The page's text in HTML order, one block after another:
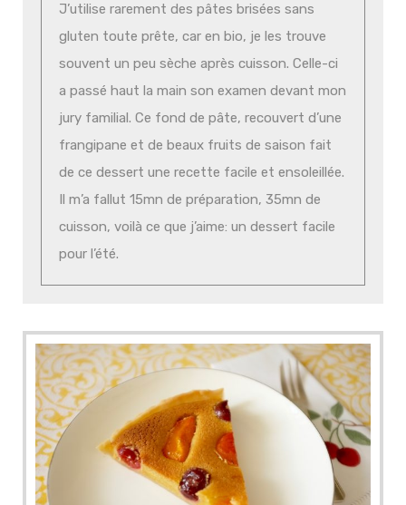
J’utilise rarement des pâtes brisées sans
gluten toute prête, car en bio, je les trouve
souvent un peu sèche après cuisson. Celle-ci
a passé haut la main son examen devant mon
jury familial. Ce fond de pâte, recouvert d’une
frangipane et de beaux fruits de saison fait
de ce dessert une recette facile et ensoleillée.
Il m’a fallut 15mn de préparation, 35mn de
cuisson, voilà ce que j’aime: un dessert facile
pour l’été.